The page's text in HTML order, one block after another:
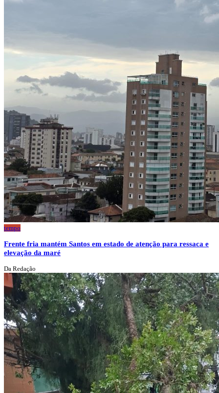
tempo
Frente fria mantém Santos em estado de atenção para ressaca e
elevação da maré
Da Redação